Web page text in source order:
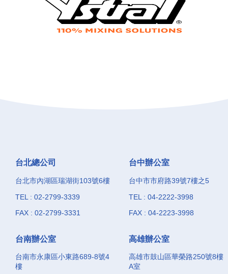
台北總公司
台北市內湖區瑞湖街103號6樓
TEL : 02-2799-3339
FAX : 02-2799-3331
台中辦公室
台中市市府路39號7樓之5
TEL : 04-2222-3998
FAX : 04-2223-3998
台南辦公室
台南市永康區小東路689-8號4
樓
高雄辦公室
高雄市鼓山區華榮路250號8樓
A室